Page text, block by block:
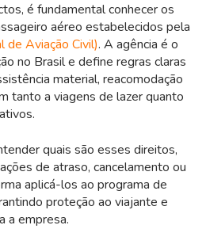
é fundamental conhecer os
aéreo estabelecidos pela
de Aviação Civil). A agência é o
no Brasil e define regras claras
material, reacomodação
tanto a viagens de lazer quanto
quais são esses direitos,
de atraso, cancelamento ou
aplicá-los ao programa de
proteção ao viajante e
a empresa.